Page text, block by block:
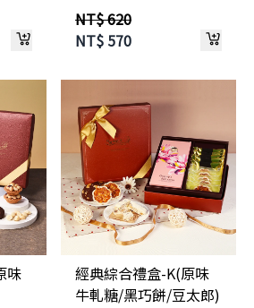
NT$ 620
NT$ 570
味
經典綜合禮盒-K(原味
牛軋糖/黑巧餅/豆太郎)